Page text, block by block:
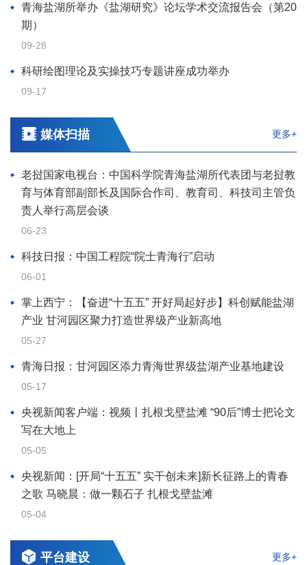
青海盐湖所举办《盐湖研究》论坛学术交流报告会（第20
期）
09-28
科研绘图理论及实操技巧专题讲座成功举办
09-17
媒体扫描 更多+
老挝国家电视台：中国科学院青海盐湖所代表团与老挝教
育与体育部副部长及国际合作司、教育司、科技司主管负
责人举行高层会谈
06-23
科技日报：中国工程院“院士青海行”启动
06-01
掌上西宁：【奋进“十五五” 开好局起好步】科创赋能盐湖
产业 甘河园区聚力打造世界级产业新高地
05-27
青海日报：甘河园区添力青海世界级盐湖产业基地建设
05-17
央视新闻客户端：视频丨扎根戈壁盐滩 “90后”博士把论文
写在大地上
05-05
央视新闻：[开局“十五五” 实干创未来]新长征路上的青春
之歌 马晓晨：做一颗石子 扎根戈壁盐滩
05-04
平台建设 更多+